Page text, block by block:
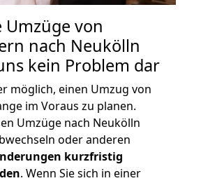
von
nach Neukölln
kein Problem dar
möglich, einen Umzug von
im Voraus zu planen.
Umzüge nach Neukölln
oder anderen
kurzfristig
. Wenn Sie sich in einer